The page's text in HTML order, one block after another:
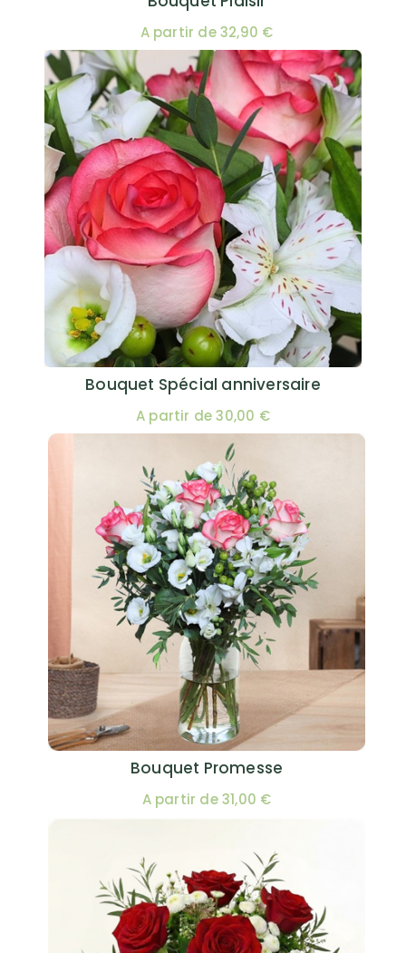
A partir de 32,90 €
Bouquet Spécial anniversaire
A partir de 30,00 €
Bouquet Promesse
A partir de 31,00 €